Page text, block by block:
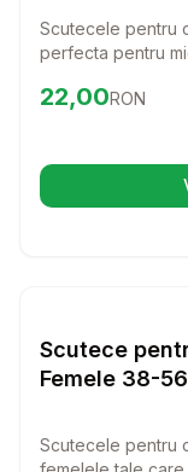
Scutecele pentru
perfecta pentru
scutece sunt
Preț:22.00
22,00RON
Scutece
Femele 38-
Scutecele pentru